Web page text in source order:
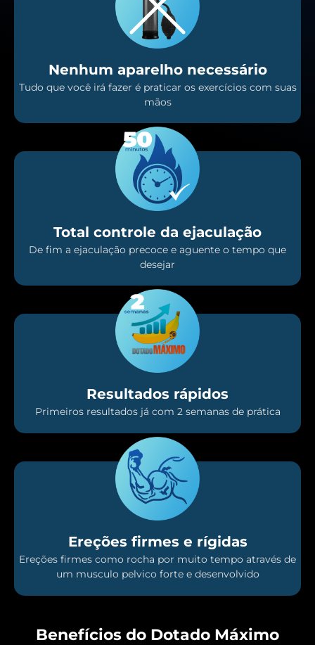
Nenhum aparelho necessário
Tudo que você irá fazer é praticar os exercícios com suas
mãos
Total controle da ejaculação
De fim a ejaculação precoce e aguente o tempo que
desejar
Resultados rápidos
Primeiros resultados já com 2 semanas de prática
Ereções firmes e rígidas
Ereções firmes como rocha por muito tempo através de
um musculo pelvico forte e desenvolvido
Benefícios do Dotado Máximo